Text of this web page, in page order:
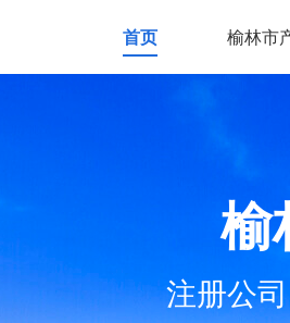
首页 榆林市
榆
注册公